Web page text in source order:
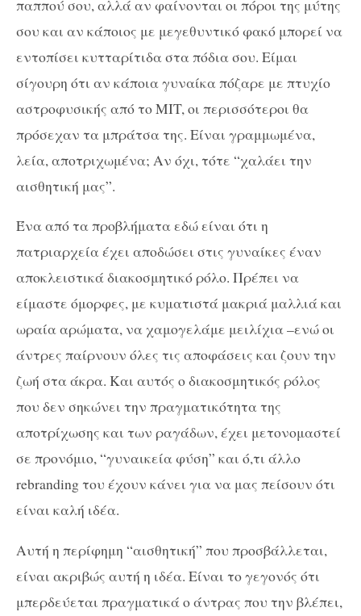
παππού σου, αλλά αν φαίνονται οι πόροι της μύτης
σου και αν κάποιος με μεγεθυντικό φακό μπορεί να
εντοπίσει κυτταρίτιδα στα πόδια σου. Είμαι
σίγουρη ότι αν κάποια γυναίκα πόζαρε με πτυχίο
αστροφυσικής από το MIT, οι περισσότεροι θα
πρόσεχαν τα μπράτσα της. Είναι γραμμωμένα,
λεία, αποτριχωμένα; Αν όχι, τότε “χαλάει την
αισθητική μας”.
Ένα από τα προβλήματα εδώ είναι ότι η
πατριαρχεία έχει αποδώσει στις γυναίκες έναν
αποκλειστικά διακοσμητικό ρόλο. Πρέπει να
είμαστε όμορφες, με κυματιστά μακριά μαλλιά και
ωραία αρώματα, να χαμογελάμε μειλίχια –ενώ οι
άντρες παίρνουν όλες τις αποφάσεις και ζουν την
ζωή στα άκρα. Και αυτός ο διακοσμητικός ρόλος
που δεν σηκώνει την πραγματικότητα της
αποτρίχωσης και των ραγάδων, έχει μετονομαστεί
σε προνόμιο, “γυναικεία φύση” και ό,τι άλλο
rebranding του έχουν κάνει για να μας πείσουν ότι
είναι καλή ιδέα.
Αυτή η περίφημη “αισθητική” που προσβάλλεται,
είναι ακριβώς αυτή η ιδέα. Είναι το γεγονός ότι
μπερδεύεται πραγματικά ο άντρας που την βλέπει,